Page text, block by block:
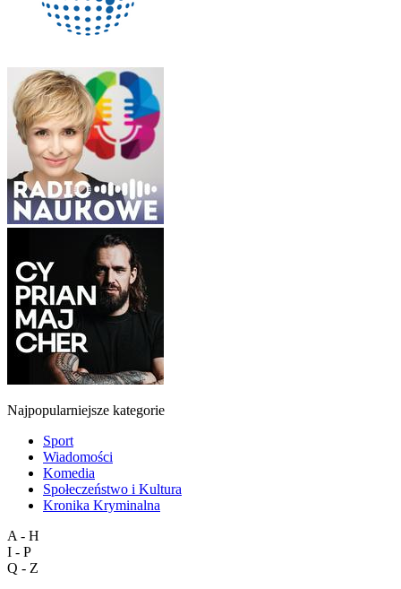
Najpopularniejsze kategorie
Sport
Wiadomości
Komedia
Społeczeństwo i Kultura
Kronika Kryminalna
A - H
I - P
Q - Z